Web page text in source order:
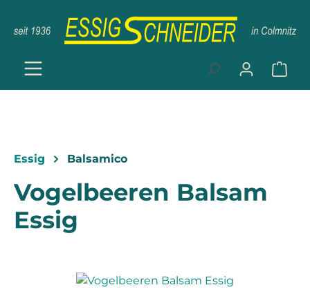
Zum Hauptinhalt springen
Essig Balsamico
Vogelbeeren Balsam
Essig
Bildergalerie überspringen